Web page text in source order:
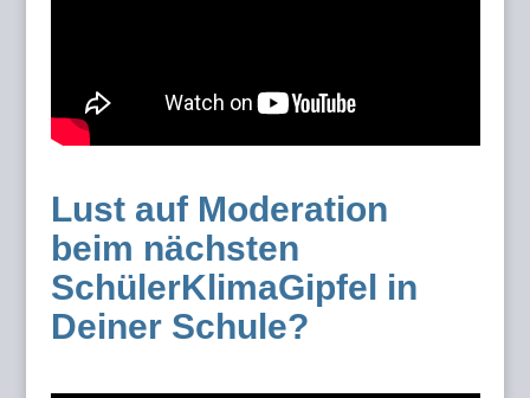
Lust auf Moderation
beim nächsten
SchülerKlimaGipfel in
Deiner Schule?